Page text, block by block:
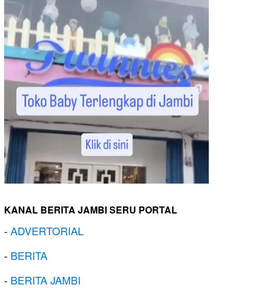
KANAL BERITA JAMBI SERU PORTAL
-ADVERTORIAL
- BERITA
- BERITA JAMBI